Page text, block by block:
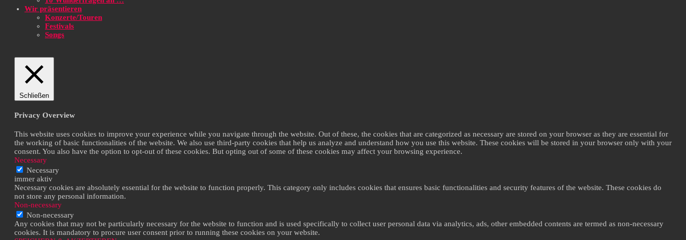
Wir präsentieren
Konzerte/Touren
Festivals
Songs
Schließen
Privacy Overview
This website uses cookies to improve your experience while you navigate through the website. Out of these, the cookies that are categorized as necessary are stored on your browser as they are essential for
the working of basic functionalities of the website. We also use third-party cookies that help us analyze and understand how you use this website. These cookies will be stored in your browser only with your
consent. You also have the option to opt-out of these cookies. But opting out of some of these cookies may affect your browsing experience.
Necessary
Necessary
immer aktiv
Necessary cookies are absolutely essential for the website to function properly. This category only includes cookies that ensures basic functionalities and security features of the website. These cookies do
not store any personal information.
Non-necessary
Non-necessary
Any cookies that may not be particularly necessary for the website to function and is used specifically to collect user personal data via analytics, ads, other embedded contents are termed as non-necessary
cookies. It is mandatory to procure user consent prior to running these cookies on your website.